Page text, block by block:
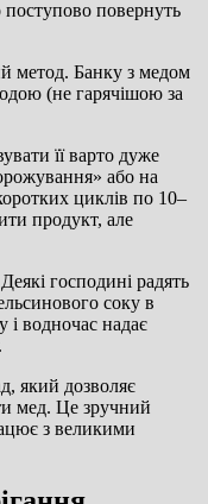
поступово повернуть
метод. Банку з медом
(не гарячішою за
її варто дуже
або на
циклів по 10–
продукт, але
господині радять
соку в
і водночас надає
який дозволяє
мед. Це зручний
з великими